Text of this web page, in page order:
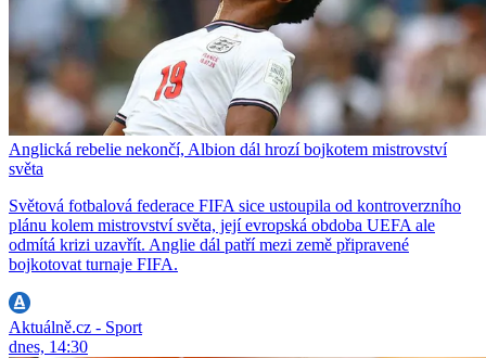
Anglická rebelie nekončí, Albion dál hrozí bojkotem mistrovství
světa
Světová fotbalová federace FIFA sice ustoupila od kontroverzního
plánu kolem mistrovství světa, její evropská obdoba UEFA ale
odmítá krizi uzavřít. Anglie dál patří mezi země připravené
bojkotovat turnaje FIFA.
Aktuálně.cz - Sport
dnes, 14:30